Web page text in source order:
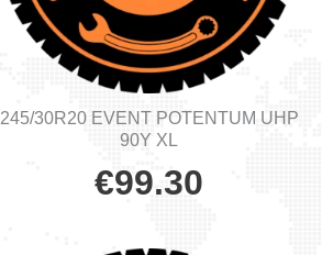
245/30R20 EVENT POTENTUM UHP
90Y XL
€99.30